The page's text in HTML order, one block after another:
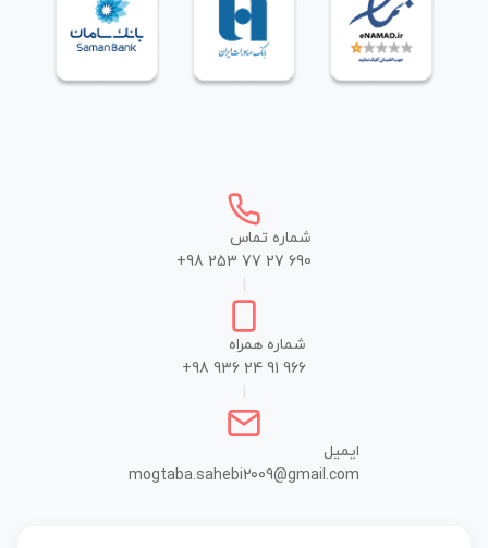
شماره تماس
+98 253 77 27 690
شماره همراه
+98 936 24 91 966
ایمیل
mogtaba.sahebi2009@gmail.com